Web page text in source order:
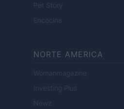
Pet Story
Encocina
NORTE AMERICA
Womanmagazine
Investing Plus
Newz